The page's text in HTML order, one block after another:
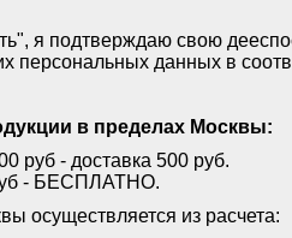
я подтверждаю свою
персональных данных в
в пределах Москвы:
руб - доставка 500 руб.
- БЕСПЛАТНО.
осуществляется из расчета: